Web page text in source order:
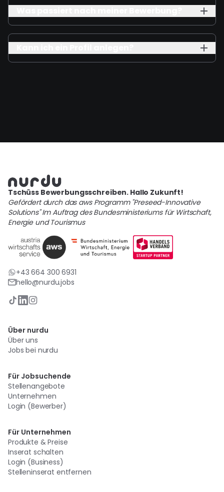
Tschüss Bewerbungsschreiben. Hallo Zukunft!
Gefördert durch das aws Programm "Preseed-Innovative
Solutions" Im Auftrag des Bundesministeriums für Wirtschaft,
Energie und Tourismus
+43 664 300 6931
hello@nurdu.jobs
Über nurdu
Über uns
Jobs bei nurdu
Für Jobsuchende
Stellenangebote
Unternehmen
Login (Bewerber)
Für Unternehmen
Produkte & Preise
Inserat schalten
Login (Business)
Stelleninserat entfernen